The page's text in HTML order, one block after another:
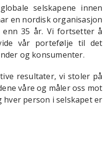
selskapene innen
en nordisk organisasjon
35 år. Vi fortsetter å
vår portefølje til det
og konsumenter.
resultater, vi stoler på
våre og måler oss mot
hver person i selskapet er